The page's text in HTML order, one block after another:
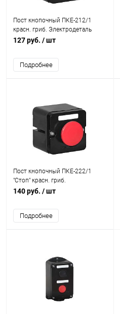
Пост кнопочный ПКЕ-212/1
красн. гриб. Электродеталь
ПКЕ-212/1.1К.Гр
127 руб. / шт
Подробнее
Пост кнопочный ПКЕ-222/1
"Стоп" красн. гриб.
Электродеталь
140 руб. / шт
Подробнее